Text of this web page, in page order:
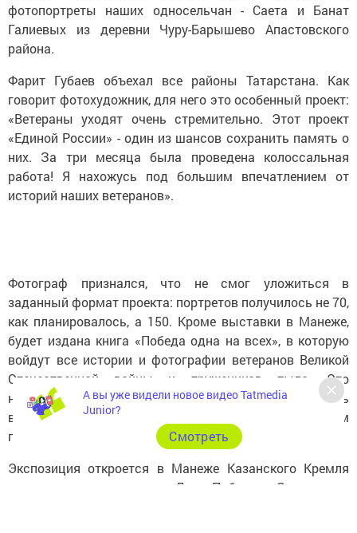
фотопортреты наших односельчан - Саета и Банат
Галиевых из деревни Чуру-Барышево Апастовского
района.
Фарит Губаев объехал все районы Татарстана. Как
говорит фотохудожник, для него это особенный проект:
«Ветераны уходят очень стремительно. Этот проект
«Единой России» - один из шансов сохранить память о
них. За три месяца была проведена колоссальная
работа! Я нахожусь под большим впечатлением от
историй наших ветеранов».
Фотограф признался, что не смог уложиться в
заданный формат проекта: портретов получилось не 70,
как планировалось, а 150. Кроме выставки в Манеже,
будет издана книга «Победа одна на всех», в которую
войдут все истории и фотографии ветеранов Великой
Отечественной войны и тружеников тыла. Это
некоммерческий проект. Книгу планируется передать
во все библиотеки, музеи и школы Татарстана, семьям
героев проекта.
Экспозиция откроется в Манеже Казанского Кремля
накануне празднования Дня Победы. Затем она
А вы уже видели новое видео Tatmedia
Junior?
Cмотреть